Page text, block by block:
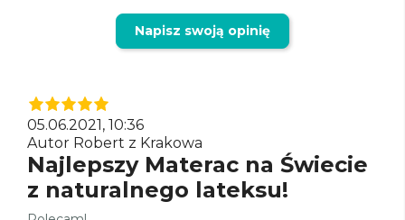
Napisz swoją opinię
05.06.2021, 10:36
Autor Robert z Krakowa
Najlepszy Materac na Świecie
z naturalnego lateksu!